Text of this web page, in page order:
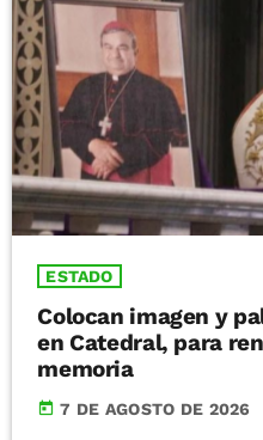
ESTADO
Colocan imagen y
en Catedral, para
memoria
today 7 DE AGOSTO DE 2026